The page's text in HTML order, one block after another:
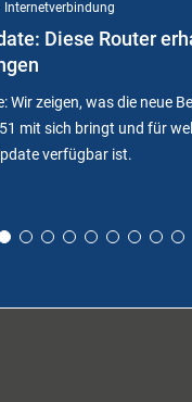
Internetverbindung
Diese Router
Wir zeigen, was die neue
mit sich bringt und für
verfügbar ist.